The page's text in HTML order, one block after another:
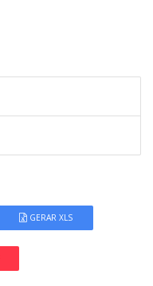
GERAR XLS